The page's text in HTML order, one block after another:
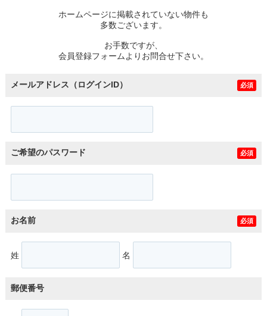
ホームページに掲載されていない物件も
多数ございます。
お手数ですが、
会員登録フォームよりお問合せ下さい。
メールアドレス（ログインID） 必須
ご希望のパスワード 必須
お名前 必須
姓 名
郵便番号